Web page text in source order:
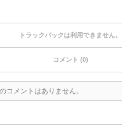
トラックバックは利用できません。
コメント (0)
コメントはありません。